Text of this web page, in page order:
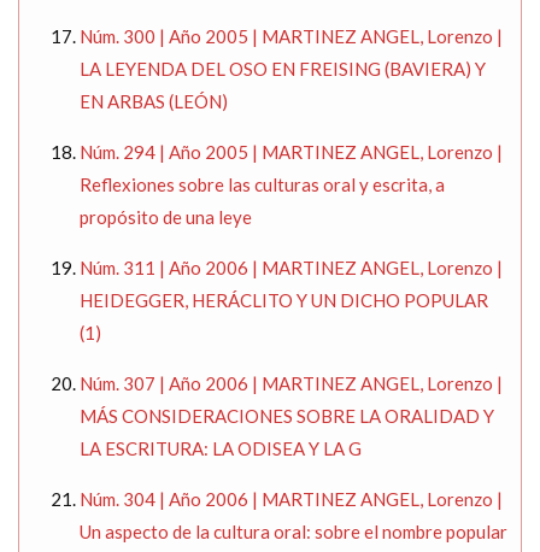
Núm. 300 | Año 2005 | MARTINEZ ANGEL, Lorenzo |
LA LEYENDA DEL OSO EN FREISING (BAVIERA) Y
EN ARBAS (LEÓN)
Núm. 294 | Año 2005 | MARTINEZ ANGEL, Lorenzo |
Reflexiones sobre las culturas oral y escrita, a
propósito de una leye
Núm. 311 | Año 2006 | MARTINEZ ANGEL, Lorenzo |
HEIDEGGER, HERÁCLITO Y UN DICHO POPULAR
(1)
Núm. 307 | Año 2006 | MARTINEZ ANGEL, Lorenzo |
MÁS CONSIDERACIONES SOBRE LA ORALIDAD Y
LA ESCRITURA: LA ODISEA Y LA G
Núm. 304 | Año 2006 | MARTINEZ ANGEL, Lorenzo |
Un aspecto de la cultura oral: sobre el nombre popular